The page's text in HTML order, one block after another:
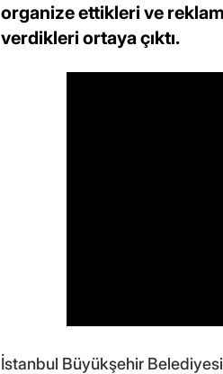
organize ettikleri ve
verdikleri ortaya çıktı.
İstanbul Büyükşehir